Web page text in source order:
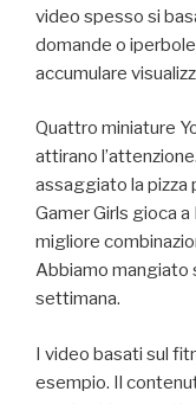
video spesso si
domande o
accumulare
Quattro miniature
attirano
assaggiato la pizza
Gamer Girls gioca
migliore
Abbiamo mangiato
settimana.
I video basati sul
esempio. Il